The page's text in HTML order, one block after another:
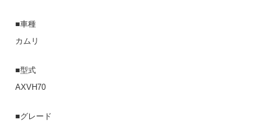
■車種
カムリ
■型式
AXVH70
■グレード